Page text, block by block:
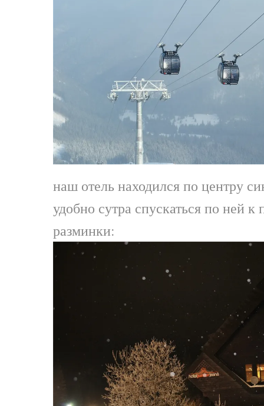
наш отель находился по центру
удобно сутра спускаться по ней
разминки: